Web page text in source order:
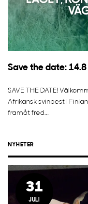
Save the date:
SAVE THE DATE!
Afrikansk svinpest i
framåt fred...
NYHETER
31
JULI